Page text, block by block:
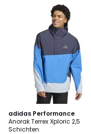
adidas Performance
Anorak Terrex Xploric 2,5
Schichten
4,8
/ 5